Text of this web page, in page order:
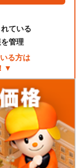
ている
管理
る方は
▼